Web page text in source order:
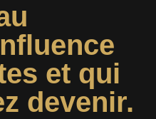
et qui
devenir.